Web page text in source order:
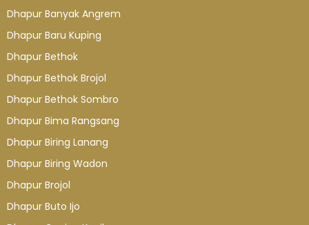
Dhapur Banyak Angrem
Dhapur Baru Kuping
Dhapur Bethok
Dhapur Bethok Brojol
Dhapur Bethok Sombro
Dhapur Bima Rangsang
Dhapur Biring Lanang
Dhapur Biring Wadon
Dhapur Brojol
Dhapur Buto Ijo